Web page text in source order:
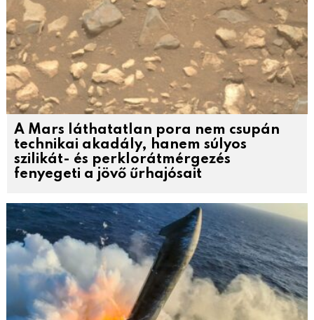
A Mars láthatatlan pora nem csupán
technikai akadály, hanem súlyos
szilikát- és perklorátmérgezés
fenyegeti a jövő űrhajósait